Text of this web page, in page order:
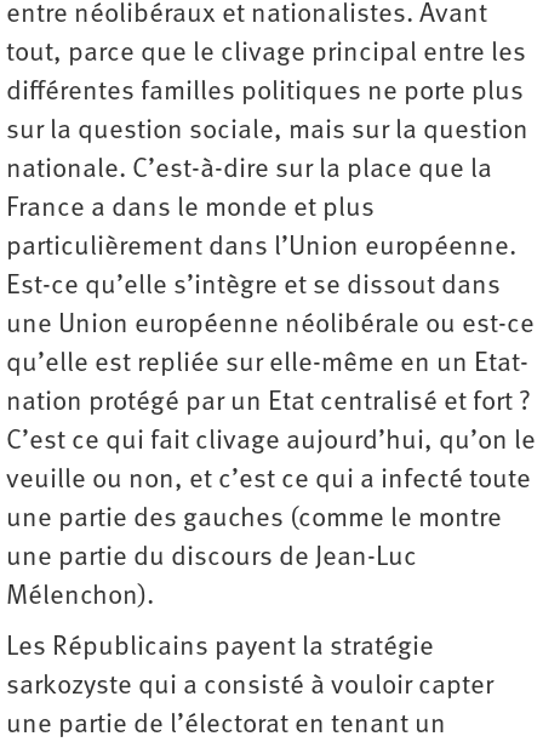
entre néolibéraux et nationalistes. Avant
tout, parce que le clivage principal entre les
différentes familles politiques ne porte plus
sur la question sociale, mais sur la question
nationale. C’est-à-dire sur la place que la
France a dans le monde et plus
particulièrement dans l’Union européenne.
Est-ce qu’elle s’intègre et se dissout dans
une Union européenne néolibérale ou est-ce
qu’elle est repliée sur elle-même en un Etat-
nation protégé par un Etat centralisé et fort ?
C’est ce qui fait clivage aujourd’hui, qu’on le
veuille ou non, et c’est ce qui a infecté toute
une partie des gauches (comme le montre
une partie du discours de Jean-Luc
Mélenchon).
Les Républicains payent la stratégie
sarkozyste qui a consisté à vouloir capter
une partie de l’électorat en tenant un